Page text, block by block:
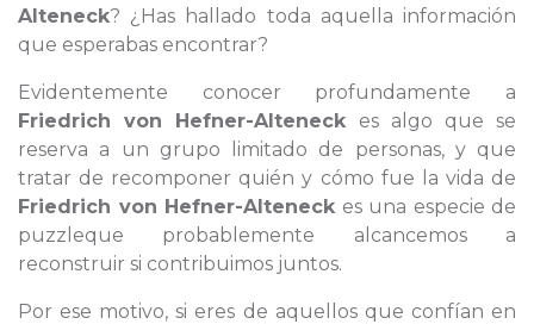
Alteneck? ¿Has hallado toda aquella información
que esperabas encontrar?
Evidentemente conocer profundamente a
Friedrich von Hefner-Alteneck es algo que se
reserva a un grupo limitado de personas, y que
tratar de recomponer quién y cómo fue la vida de
Friedrich von Hefner-Alteneck es una especie de
puzzleque probablemente alcancemos a
reconstruir si contribuimos juntos.
Por ese motivo, si eres de aquellos que confían en